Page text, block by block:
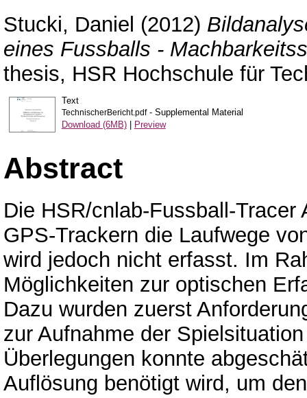
Stucki, Daniel (2012)
eines Fussballs -
thesis, HSR Hochschule für
Text
TechnischerBericht.pdf- Supplemental Material
Download (6MB)| Preview
Abstract
Die HSR/cnlab-Fussball-
GPS-Trackern die Laufwege
wird jedoch nicht erfasst. Im
Möglichkeiten zur optischen
Dazu wurden zuerst
zur Aufnahme der
Überlegungen konnte
Auflösung benötigt wird, um